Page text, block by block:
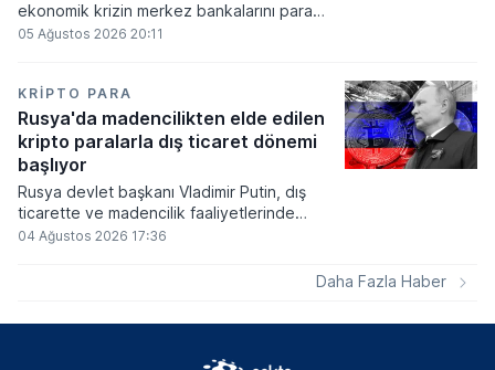
ekonomik krizin merkez bankalarını para
basmaya zorlayacağını ve bu durumun
kayıplarının tetikleyeceği kredi krizinin
küresel likidite artışına yol açacağını belirtti
ve bitcoinin bu süreçte en hızlı tepki veren
varlık olacağı vurguladı.
05 Ağustos 2026 20:11
KRIPTO PARA
Rusya'da madencilikten elde edilen
kripto paralarla dış ticaret dönemi
başlıyor
Rusya devlet başkanı Vladimir Putin, dış
ticarette ve madencilik faaliyetlerinde
kripto varlıkların kullanımına onay veren
04 Ağustos 2026 17:36
Daha Fazla Haber